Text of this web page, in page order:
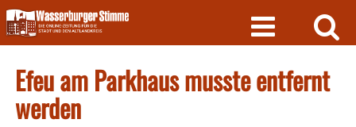
Skip
to
content
Efeu am Parkhaus musste entfernt
werden